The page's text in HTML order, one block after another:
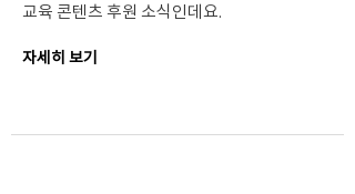
교육 콘텐츠 후원 소식인데요.
자세히 보기